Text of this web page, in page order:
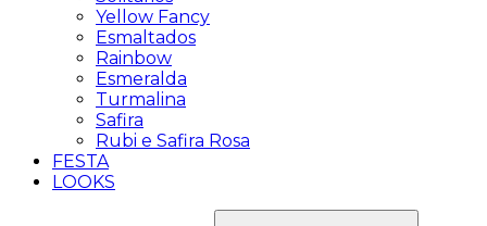
Yellow Fancy
Esmaltados
Rainbow
Esmeralda
Turmalina
Safira
Rubi e Safira Rosa
FESTA
LOOKS